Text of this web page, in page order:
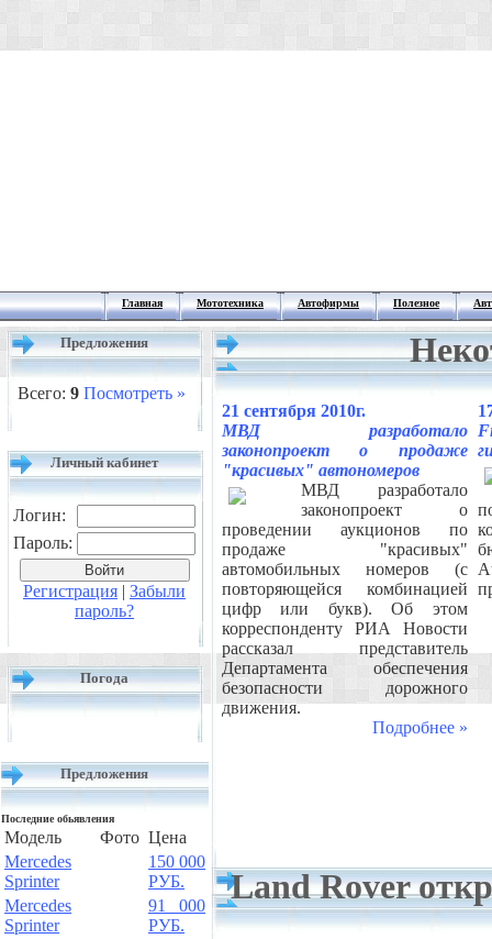
Главная Мототехника Автофирмы Полезное
Предложения
Всего: 9 Посмотреть »
Личный кабинет
Логин:
Пароль:
Регистрация | Забыли
пароль?
Погода
Предложения
Последние обьявления
Модель Фото Цена
Mercedes
Sprinter
150 000
РУБ.
Mercedes
Sprinter
91 000
РУБ.
21 сентября 2010г.
МВД разработало
законопроект о продаже
"красивых" автономеров
МВД разработало
законопроект о
проведении аукционов по
продаже "красивых"
автомобильных номеров (с
повторяющейся комбинацией
цифр или букв). Об этом
корреспонденту РИА Новости
рассказал представитель
Департамента обеспечения
безопасности дорожного
движения.
Подробнее »
Land Rover